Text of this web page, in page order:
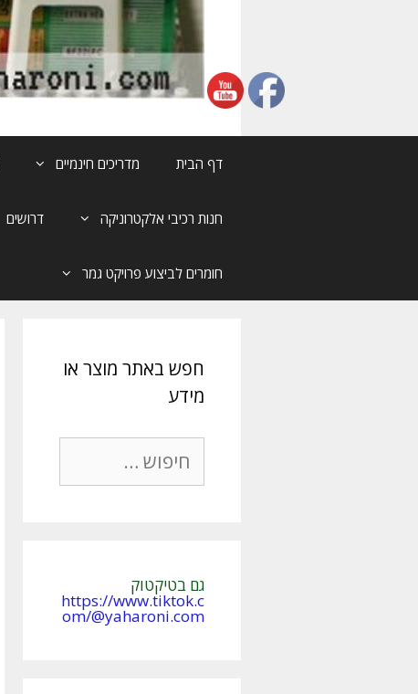
דף הבית מדריכים חינמיים
חנות רכיבי אלקטרוניקה דרושים
חומרים לביצוע פרויקט גמר
חפש באתר מוצר או
מידע
חיפוש:
גם בטיקטוק
https://www.tiktok.c
om/@yaharoni.com